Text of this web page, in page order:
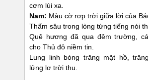
cơm lùi xa.
Nam: Màu cờ rợp trời giữa lời của
Thấm sâu trong lòng từng tiếng nói
Quê hương đã qua đêm trường,
cho Thủ đô niềm tin.
Lung linh bóng trăng mặt hồ,
lửng lơ trời thu.